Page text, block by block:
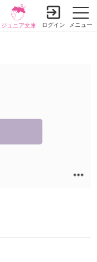
メニュー
ジュニア文庫 ログイン